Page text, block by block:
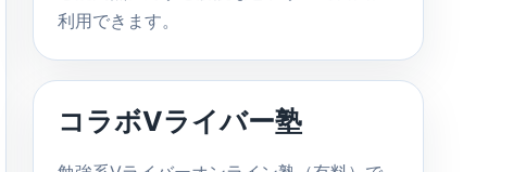
利用できます。
コラボVライバー塾